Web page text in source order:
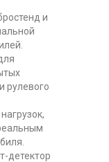
и
рулевого
детектор